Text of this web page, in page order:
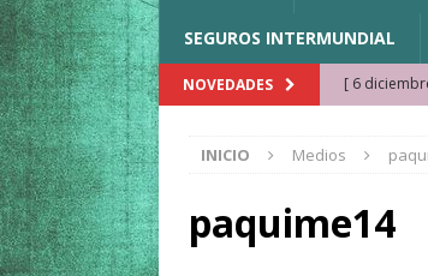
SEGUROS INTERMUNDIAL
NOVEDADES [ 6
[ 22
INICIO Medios
paquime14